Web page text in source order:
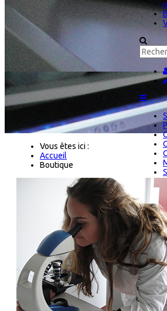
Vous êtes ici :
Accueil
Boutique